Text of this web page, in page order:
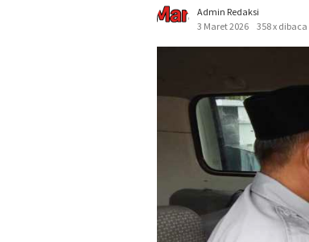
Admin Redaksi
3 Maret 2026
358 x dibaca